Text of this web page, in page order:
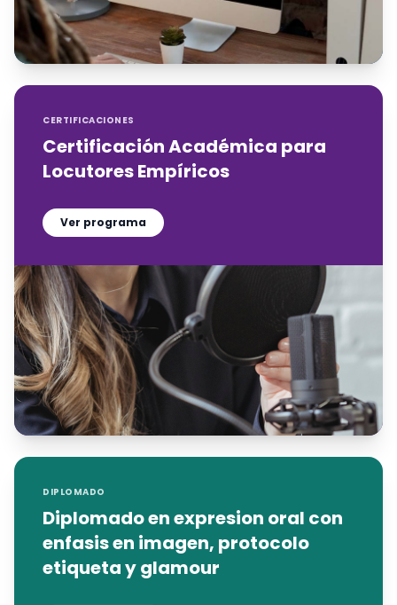
CERTIFICACIONES
Certificación Académica para
Locutores Empíricos
Ver programa
DIPLOMADO
Diplomado en expresion oral con
enfasis en imagen, protocolo
etiqueta y glamour